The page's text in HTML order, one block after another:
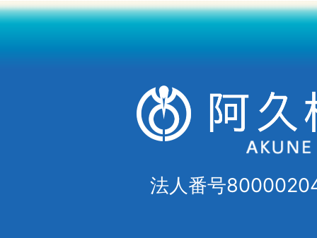
法人番号